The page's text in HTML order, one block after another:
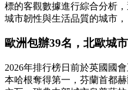
標的客觀數據進行綜合分析
城市韌性與生活品質的城市，
歐洲包辦39名，北歐城
2026年排行榜日前於英國國
本哈根奪得第一，芬蘭首都